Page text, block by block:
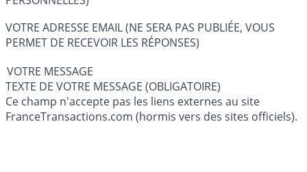
VOTRE ADRESSE EMAIL (NE SERA PAS PUBLIÉE, VOUS
PERMET DE RECEVOIR LES RÉPONSES)
VOTRE MESSAGE
TEXTE DE VOTRE MESSAGE (OBLIGATOIRE)
Ce champ n'accepte pas les liens externes au site
FranceTransactions.com (hormis vers des sites officiels).